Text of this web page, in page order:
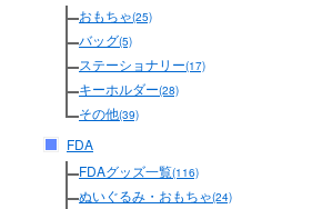
おもちゃ(25)
バッグ(5)
ステーショナリー(17)
キーホルダー(28)
その他(39)
FDA
FDAグッズ一覧(116)
ぬいぐるみ・おもちゃ(24)